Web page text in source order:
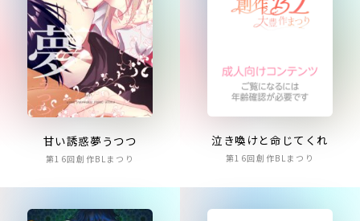
甘い誘惑夢うつつ
第16回創作BLまつり
泣き喚けと命じてくれ
第16回創作BLまつり